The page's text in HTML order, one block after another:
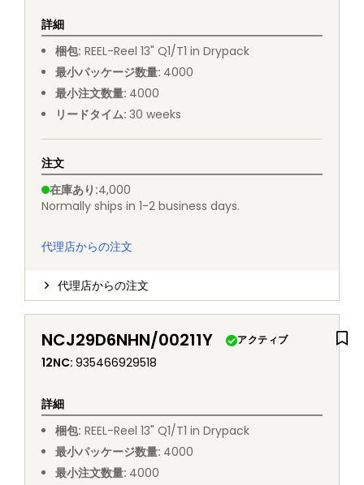
詳細
梱包: REEL-Reel 13" Q1/T1 in Drypack
最小パッケージ数量: 4000
最小注文数量: 4000
リードタイム: 30 weeks
注文
在庫あり :4,000
Normally ships in 1-2 business days.
代理店からの注文
代理店からの注文
NCJ29D6NHN/00211Y アクティブ
12NC: 935466929518
詳細
梱包: REEL-Reel 13" Q1/T1 in Drypack
最小パッケージ数量: 4000
最小注文数量: 4000